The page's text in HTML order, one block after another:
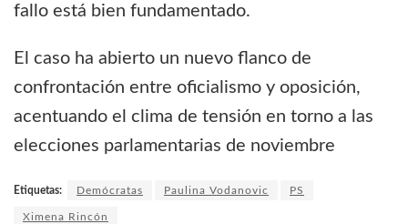
fallo está bien fundamentado.
El caso ha abierto un nuevo flanco de
confrontación entre oficialismo y oposición,
acentuando el clima de tensión en torno a las
elecciones parlamentarias de noviembre
Etiquetas: Demócratas Paulina Vodanovic PS
Ximena Rincón